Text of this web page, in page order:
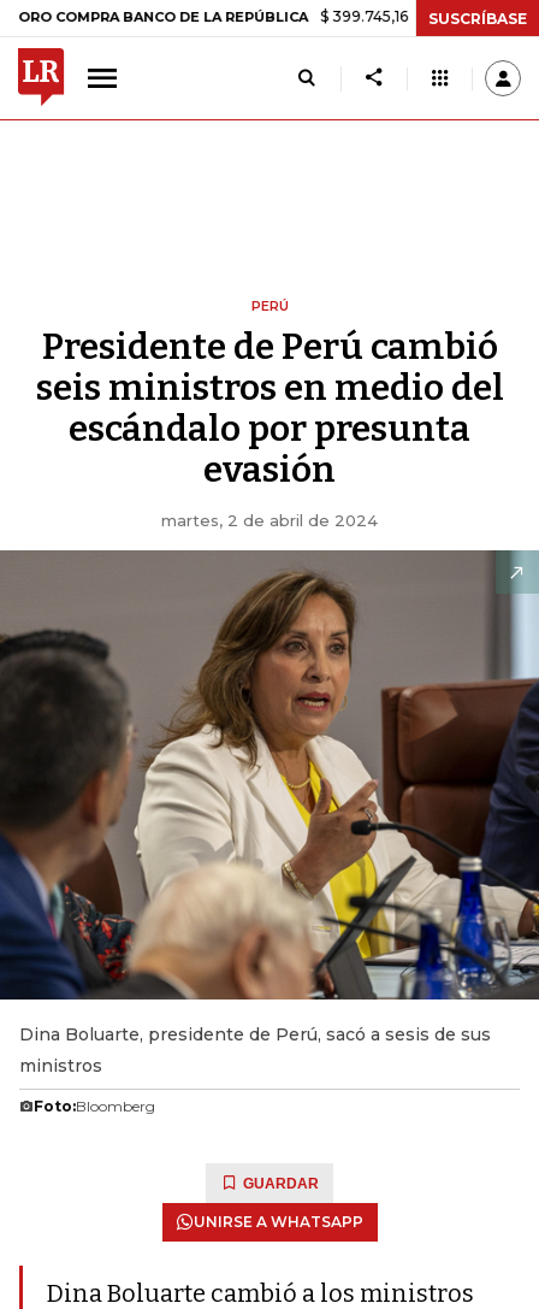
BANCO DE LA REPÚBLICA $ 399.745,16 +$ 2.295,71 +0,58%
SUSCRÍBASE
PERÚ
Presidente de Perú cambió
seis ministros en medio del
escándalo por presunta
evasión
martes, 2 de abril de 2024
Dina Boluarte, presidente de Perú, sacó a sesis de sus
ministros
Foto:Bloomberg
GUARDAR
UNIRSE A WHATSAPP
Dina Boluarte cambió a los ministros